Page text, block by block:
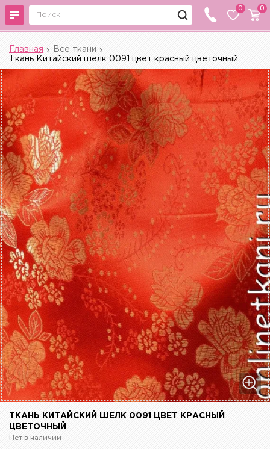
0 0
Главная
Все ткани
Ткань Китайский шелк 0091 цвет красный цветочный
ТКАНЬ КИТАЙСКИЙ ШЕЛК 0091 ЦВЕТ КРАСНЫЙ
ЦВЕТОЧНЫЙ
Нет в наличии